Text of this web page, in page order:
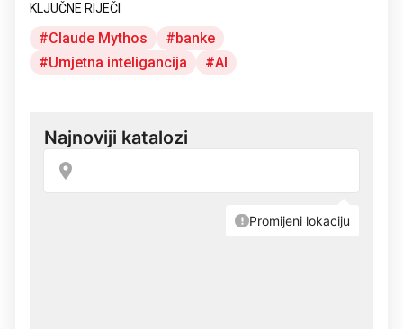
KLJUČNE RIJEČI
Claude Mythos
banke
Umjetna inteligancija
AI